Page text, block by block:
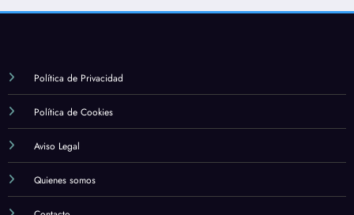
Política de Privacidad
Política de Cookies
Aviso Legal
Quienes somos